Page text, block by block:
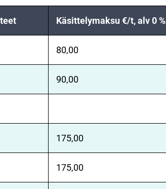
Käsittelymaksu €/t, alv 0 %
80,00
90,00
175,00
175,00